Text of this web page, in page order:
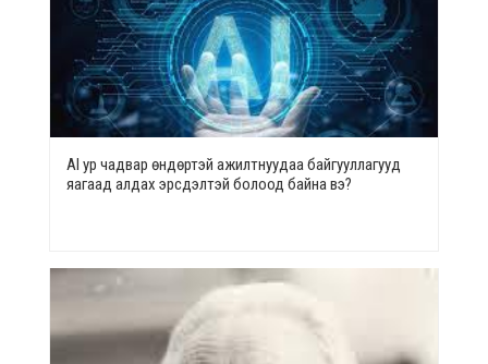
AI ур чадвар өндөртэй ажилтнуудаа байгууллагууд
яагаад алдах эрсдэлтэй болоод байна вэ?